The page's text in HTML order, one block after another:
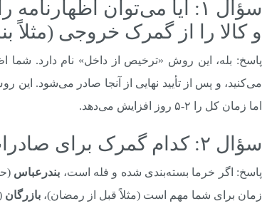
سؤال ۱: آیا می‌توان
و کالا را از گمرک خروجی (مثلاً
پاسخ: بله، این روش «ترخیص از داخل» نام دارد. شما
می‌کنید، و پس از تأیید نهایی از آنجا صادر می‌شود. این
اما زمان کل را ۲-۵ روز افزایش می‌دهد.
سؤال ۲: کدام گمرک برای صادرات خرما به روسیه مناسب‌تر است؟
پاسخ: اگر خرما بسته‌بندی شده و فله است، بندرعباس
زمان برای شما مهم است (مثلاً قبل از رمضان)، بازرگان